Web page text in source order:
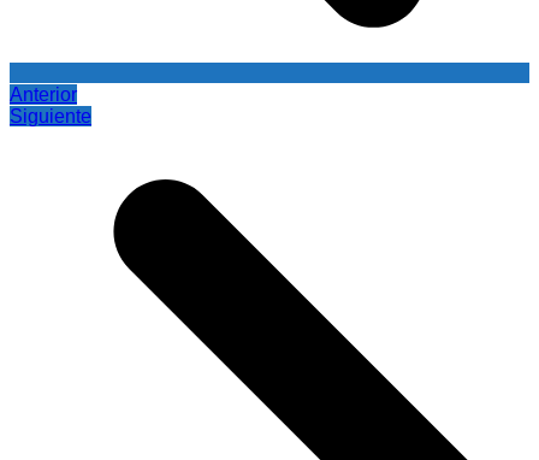
Anterior
Siguiente